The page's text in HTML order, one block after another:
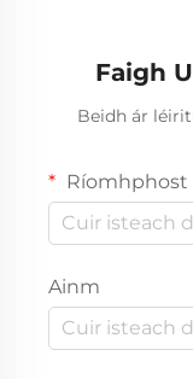
Faigh
Beidh ár
Ríomhphost
Ainm